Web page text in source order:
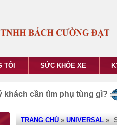
TÔI SỨC KHỎE XE
khách cần tìm phụ tùng gì?
TRANG CHỦ » UNIVERSAL »